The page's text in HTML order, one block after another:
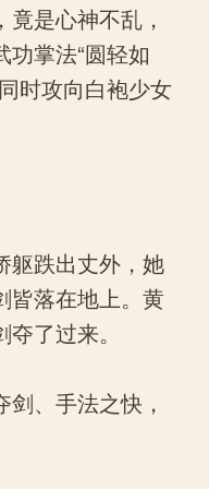
是心神不乱，
掌法“圆轻如
时攻向白袍少女
跌出丈外，她
皆落在地上。黄
了过来。
、手法之快，